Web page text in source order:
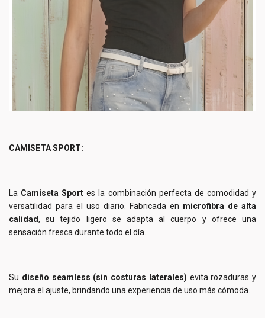
CAMISETA SPORT:
La Camiseta Sport es la combinación perfecta de comodidad y
versatilidad para el uso diario. Fabricada en microfibra de alta
calidad, su tejido ligero se adapta al cuerpo y ofrece una
sensación fresca durante todo el día.
Su diseño seamless (sin costuras laterales) evita rozaduras y
mejora el ajuste, brindando una experiencia de uso más cómoda.